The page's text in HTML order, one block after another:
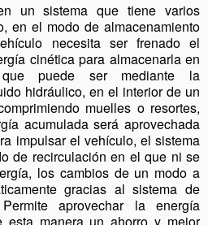
un sistema que tiene varios
en el modo de almacenamiento
necesita ser frenado el
cinética para almacenarla en
puede ser mediante la
hidráulico, en el interior de un
muelles o resortes,
acumulada será aprovechada
impulsar el vehículo, el sistema
de recirculación en el que ni se
los cambios de un modo a
gracias al sistema de
aprovechar la energía